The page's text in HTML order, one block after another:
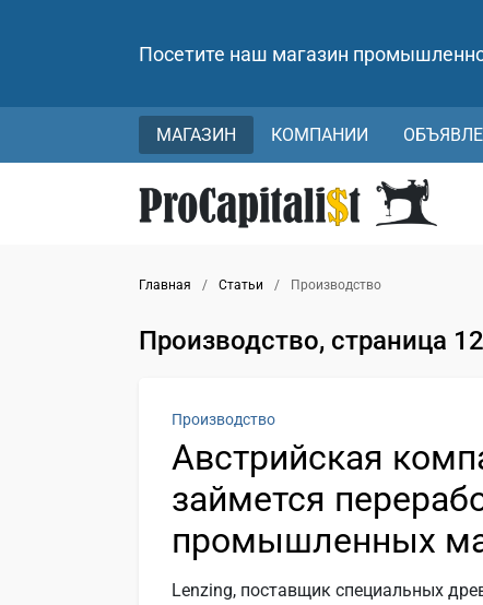
Посетите наш магазин
МАГАЗИН КОМПАНИИ
Главная / Статьи / Производство
Производство, страница 12
Производство
Австрийская
займется
промышленных
Lenzing, поставщик специальных